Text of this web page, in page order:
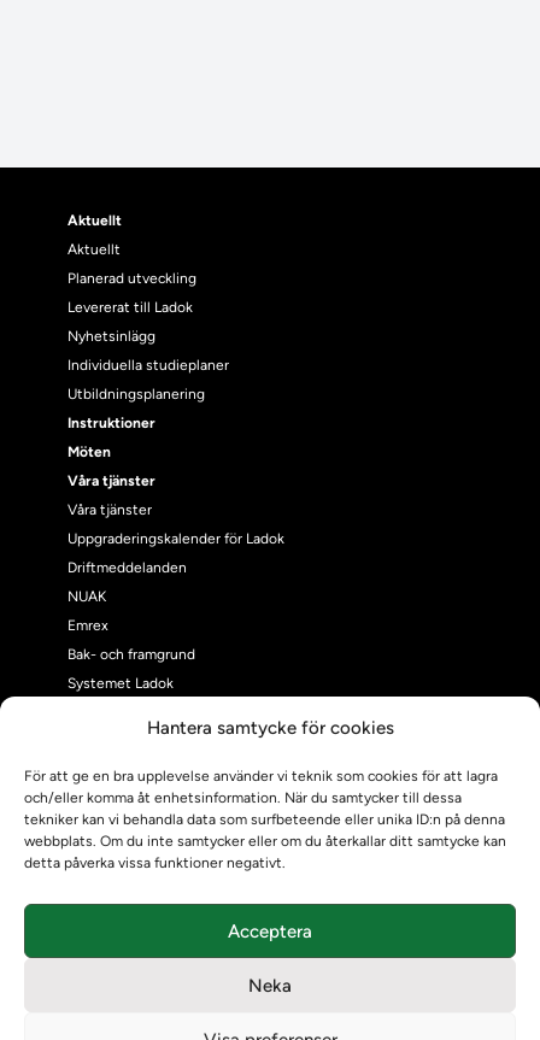
Hantera samtycke för cookies
För att ge en bra upplevelse använder vi teknik som cookies för att lagra
och/eller komma åt enhetsinformation. När du samtycker till dessa
tekniker kan vi behandla data som surfbeteende eller unika ID:n på denna
webbplats. Om du inte samtycker eller om du återkallar ditt samtycke kan
detta påverka vissa funktioner negativt.
Acceptera
Neka
Aktuellt
Aktuellt
Planerad utveckling
Levererat till Ladok
Nyhetsinlägg
Individuella studieplaner
Utbildningsplanering
Instruktioner
Möten
Våra tjänster
Våra tjänster
Uppgraderingskalender för Ladok
Driftmeddelanden
NUAK
Emrex
Bak- och framgrund
Systemet Ladok
Kontrollera intyg
Om oss
Om oss
Om Ladokkonsortiet
Ladokkonsortiet internationellt